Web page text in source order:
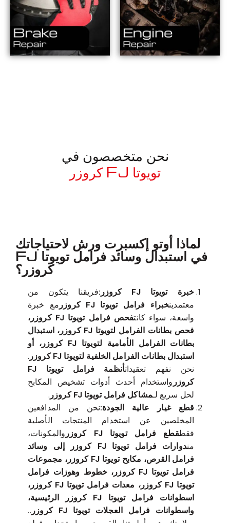
نحن متخصصون في
تويوتا FJ كروزر
لماذا أوتو إكسبرت ورش لاحتياجاتك
في استبدال وسائد فرامل تويوتا FJ
كروزر؟
خبرة تويوتا FJ كروزر:
فريقنا يتكون من
معتمدينخبراء فرامل تويوتا FJ كروزر
مع خبرة
واسعة، سواء كانت
فحص فرامل تويوتا FJ كروزر،
فحص بطانات الفرامل لتويوتا FJ كروزر، استبدال
بطانات الفرامل الأمامية لتويوتا FJ كروزر، أو
استبدال بطانات الفرامل الخلفية لتويوتا FJ كروزر
.
نحن نفهم تعقيدات
أنظمة فرامل تويوتا FJ
كروزر واستخدام أحدث أدوات تشخيص المكابح
لحل سريع لـمشاكل فرامل تويوتا FJ كروزر
.
قطع غيار عالية الجودة:نحن من المدافعين
المخلصين عن استخدام المنتجات الأصلية
فقطقطع فرامل تويوتا FJ كروزر
والمكونات،
من
دوارات فرامل تويوتا FJ كروزر إلى وسائد
فرامل القرص، مكابح تويوتا FJ كروزر، مجموعات
فرامل تويوتا FJ كروزر، خطوط وهوزات فرامل
تويوتا FJ كروزر، معدات فرامل تويوتا FJ كروزر،
اسطوانات فرامل تويوتا FJ كروزر الرئيسية،
واسطوانات فرامل العجلات تويوتا FJ كروزر.
.